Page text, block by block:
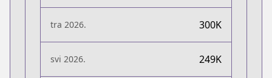
tra 2026. 300K
svi 2026. 249K